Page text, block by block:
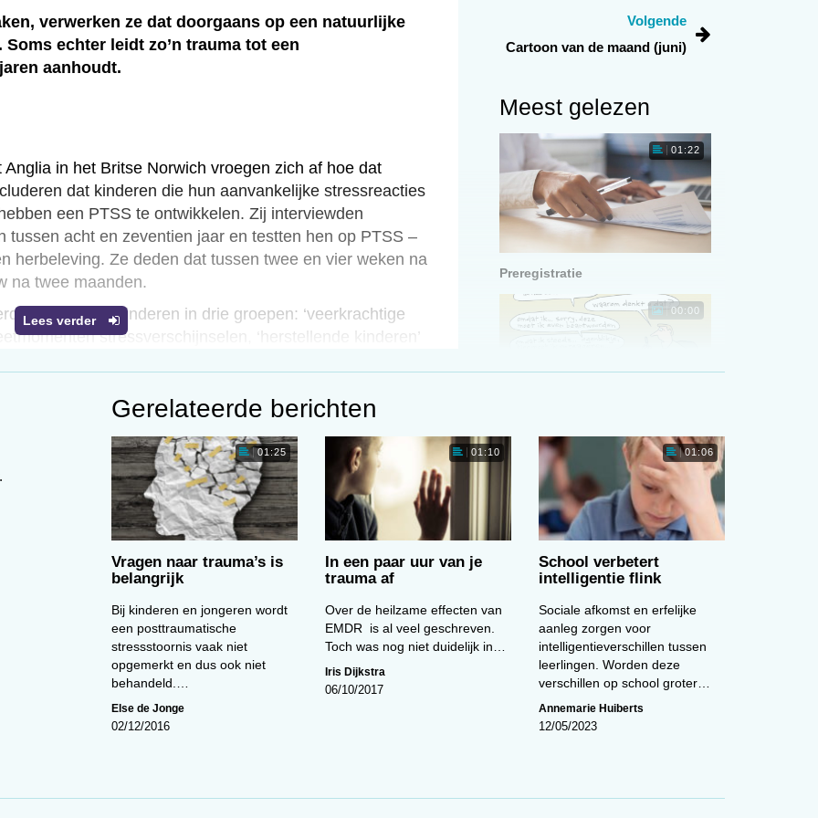
Lees verder
verwerken ze dat doorgaans op een natuurlijke
echter leidt zo’n trauma tot een
aanhoudt.
in het Britse Norwich vroegen zich af hoe dat
dat kinderen die hun aanvankelijke stressreacties
een PTSS te ontwikkelen. Zij interviewden
tussen acht en zeventien jaar en testten hen op PTSS –
herbeleving. Ze deden dat tussen twee en vier weken na
na twee maanden.
ze de kinderen in drie groepen: ‘veerkrachtige
stressverschijnselen, ‘herstellende kinderen’
op hun stressreacties en die als negatief en abnormaal
bewees dat er iets ernstig mis was met ze.
niet of nauwelijks hinderen door hun stressreactie en
als sociale steun, ernst van eventuele
te zijn bij het ontwikkelen van een PTSS.
core role for cognitive processes in the acute onset and
and adolescents. Journal of Child Psychology and
Volgende
Cartoon van de maand (juni)
Meest gelezen
01:22
Preregistratie
00:00
Cartoon van de maand (februari)
00:00
Gerelateerde berichten
01:25
Vragen naar trauma’s is
belangrijk
Bij kinderen en jongeren wordt
een posttraumatische
stressstoornis vaak niet
opgemerkt en dus ook niet
behandeld.…
Else de Jonge
02/12/2016
01:10
In een paar uur van je
trauma af
Over de heilzame effecten van
EMDR is al veel geschreven.
Toch was nog niet duidelijk in…
Iris Dijkstra
06/10/2017
01:06
School verbetert
intelligentie flink
Sociale afkomst en erfelijke
aanleg zorgen voor
intelligentieverschillen tussen
leerlingen. Worden deze
verschillen op school groter…
Annemarie Huiberts
12/05/2023